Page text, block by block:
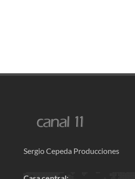
Sergio Cepeda Producciones